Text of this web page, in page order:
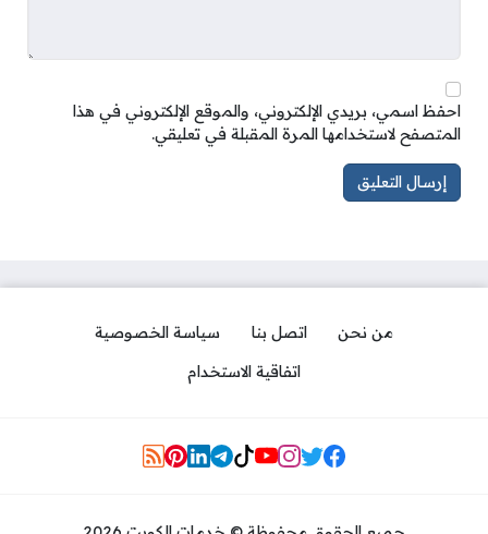
احفظ اسمي، بريدي الإلكتروني، والموقع الإلكتروني في هذا
المتصفح لاستخدامها المرة المقبلة في تعليقي.
من نحن اتصل بنا
سياسة الخصوصية
اتفاقية الاستخدام
Social Links